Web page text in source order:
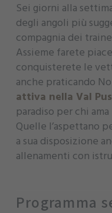
Sei giorni alla
degli angoli più
compagnia dei
Assieme farete
conquisterete le
anche praticando
attiva nella Val
paradiso per chi
Quelle l’aspettano
a sua disposizione
allenamenti con
Programma